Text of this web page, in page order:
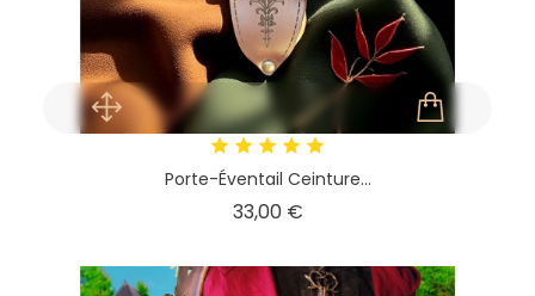
Porte-Éventail Ceinture...
33,00 €Prix